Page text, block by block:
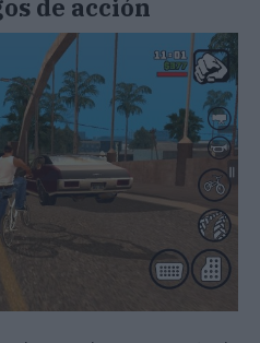
de acción